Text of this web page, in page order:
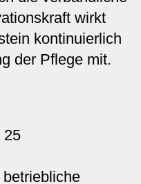
wirkt
kontinuierlich
der Pflege mit.
25